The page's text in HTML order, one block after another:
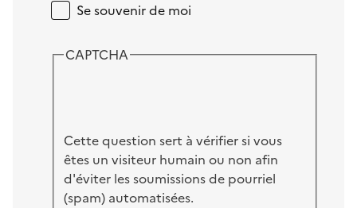
Se souvenir de moi
CAPTCHA
Cette question sert à vérifier si vous
êtes un visiteur humain ou non afin
d'éviter les soumissions de pourriel
(spam) automatisées.